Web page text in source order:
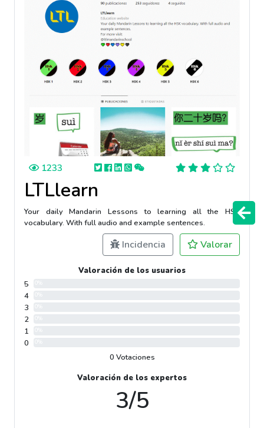
1233
LTLlearn
Your daily Mandarin Lessons to learning all the HSK
vocabulary. With full audio and example sentences.
Incidencia Valorar
Valoración de los usuarios
5
4
3
2
1
0
0 Votaciones
Valoración de los expertos
3/5